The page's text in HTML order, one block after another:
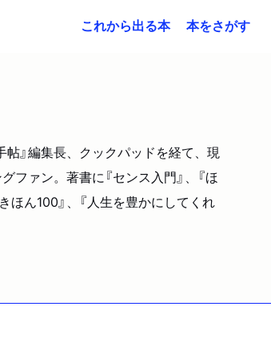
これから出る本 本をさがす
』編集長、クックパッドを経て、現
ァン。著書に『センス入門』、『ほ
ほん100』、『人生を豊かにしてくれ